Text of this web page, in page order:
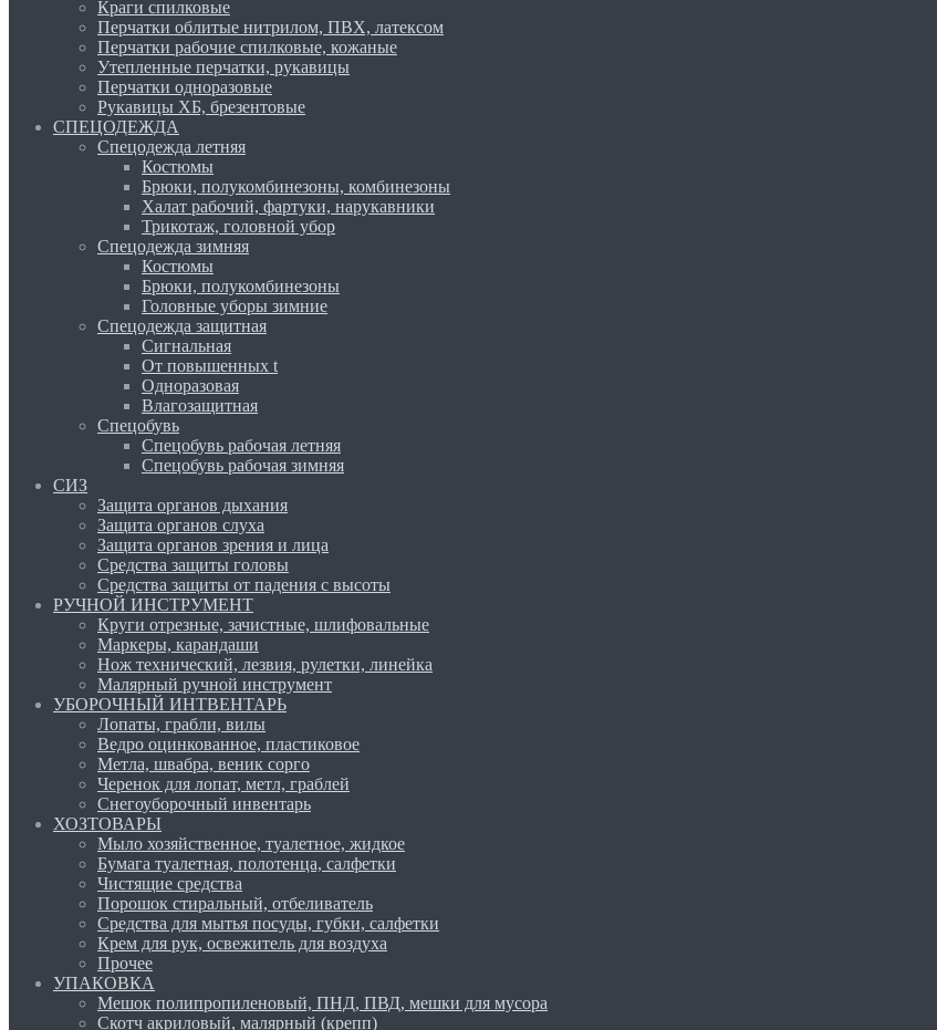
Краги спилковые
Перчатки облитые нитрилом, ПВХ, латексом
Перчатки рабочие спилковые, кожаные
Утепленные перчатки, рукавицы
Перчатки одноразовые
Рукавицы ХБ, брезентовые
СПЕЦОДЕЖДА
Спецодежда летняя
Костюмы
Брюки, полукомбинезоны, комбинезоны
Халат рабочий, фартуки, нарукавники
Трикотаж, головной убор
Спецодежда зимняя
Костюмы
Брюки, полукомбинезоны
Головные уборы зимние
Спецодежда защитная
Сигнальная
От повышенных t
Одноразовая
Влагозащитная
Спецобувь
Спецобувь рабочая летняя
Спецобувь рабочая зимняя
СИЗ
Защита органов дыхания
Защита органов слуха
Защита органов зрения и лица
Средства защиты головы
Средства защиты от падения с высоты
РУЧНОЙ ИНСТРУМЕНТ
Круги отрезные, зачистные, шлифовальные
Маркеры, карандаши
Нож технический, лезвия, рулетки, линейка
Малярный ручной инструмент
УБОРОЧНЫЙ ИНТВЕНТАРЬ
Лопаты, грабли, вилы
Ведро оцинкованное, пластиковое
Метла, швабра, веник сорго
Черенок для лопат, метл, граблей
Снегоуборочный инвентарь
ХОЗТОВАРЫ
Мыло хозяйственное, туалетное, жидкое
Бумага туалетная, полотенца, салфетки
Чистящие средства
Порошок стиральный, отбеливатель
Средства для мытья посуды, губки, салфетки
Крем для рук, освежитель для воздуха
Прочее
УПАКОВКА
Мешок полипропиленовый, ПНД, ПВД, мешки для мусора
Скотч акриловый, малярный (крепп)